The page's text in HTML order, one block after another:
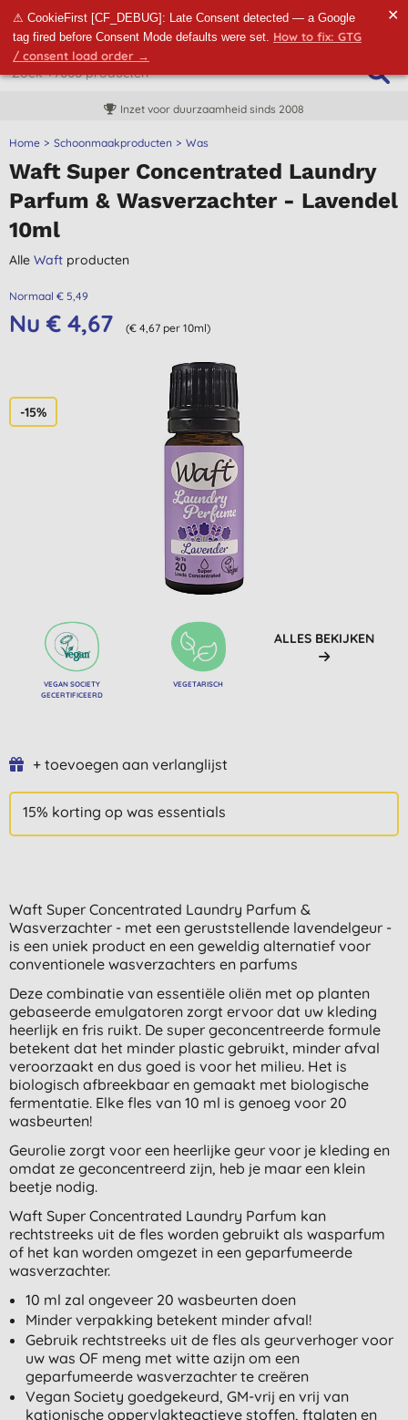
⚠ CookieFirst [CF_DEBUG]: Late Consent detected — a Google
tag fired before Consent Mode defaults were set. How to fix: GTG
/ consent load order →
✕
Inzet voor duurzaamheid sinds 2008
Home Schoonmaakproducten Was
Waft Super Concentrated Laundry
Parfum & Wasverzachter - Lavendel
10ml
Alle Waft producten
Normaal € 5,49
Nu € 4,67 (€ 4,67 per 10ml)
-15%
VEGAN SOCIETY
GECERTIFICEERD
VEGETARISCH
ALLES BEKIJKEN
+ toevoegen aan verlanglijst
15% korting op was essentials
Waft Super Concentrated Laundry Parfum &
Wasverzachter - met een geruststellende lavendelgeur -
is een uniek product en een geweldig alternatief voor
conventionele wasverzachters en parfums
Deze combinatie van essentiële oliën met op planten
gebaseerde emulgatoren zorgt ervoor dat uw kleding
heerlijk en fris ruikt. De super geconcentreerde formule
betekent dat het minder plastic gebruikt, minder afval
veroorzaakt en dus goed is voor het milieu. Het is
biologisch afbreekbaar en gemaakt met biologische
fermentatie. Elke fles van 10 ml is genoeg voor 20
wasbeurten!
Geurolie zorgt voor een heerlijke geur voor je kleding en
omdat ze geconcentreerd zijn, heb je maar een klein
beetje nodig.
Waft Super Concentrated Laundry Parfum kan
rechtstreeks uit de fles worden gebruikt als wasparfum
of het kan worden omgezet in een geparfumeerde
wasverzachter.
10 ml zal ongeveer 20 wasbeurten doen
Minder verpakking betekent minder afval!
Gebruik rechtstreeks uit de fles als geurverhoger voor
uw was OF meng met witte azijn om een ​​
geparfumeerde wasverzachter te creëren
Vegan Society goedgekeurd, GM-vrij en vrij van
kationische oppervlakteactieve stoffen, ftalaten en